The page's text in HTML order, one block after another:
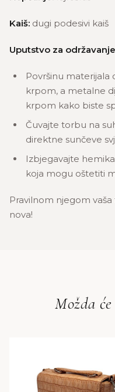
Kaiš: dugi podesivi kaiš
Uputstvo za
Površinu
krpom, a metalne
krpom kako biste
Čuvajte torbu na
direktne sunčeve
Izbjegavajte
koja mogu oštetiti
Pravilnom njegom
nova!
Možda